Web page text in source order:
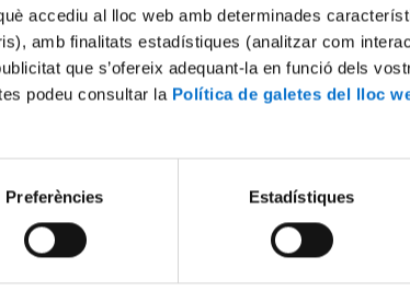
accediu al lloc web amb determinades
amb finalitats estadístiques (analitzar com
que s’ofereix adequant-la en funció dels
podeu consultar la Política de galetes del lloc
Preferències Estadístiques
Feria NanoInventum: